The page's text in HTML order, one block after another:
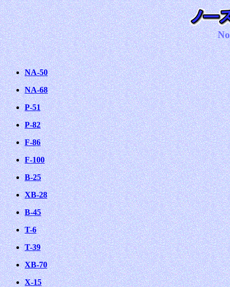
NA-50
NA-68
P-51
P-82
F-86
F-100
B-25
XB-28
B-45
T-6
T-39
XB-70
X-15